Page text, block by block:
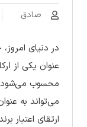
صادق
در دنیای
عنوان یکی از
محسوب می‌شود.
می‌تواند به
ارتقای اعتبار